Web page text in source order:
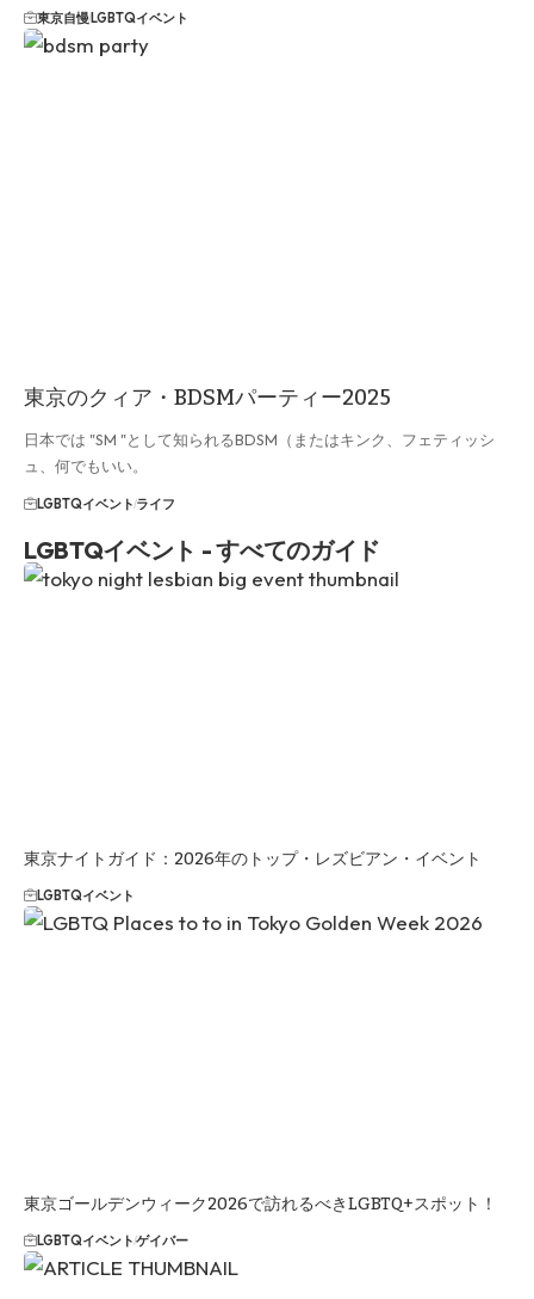
東京自慢LGBTQイベント
東京のクィア・BDSMパーティー2025
日本では "SM "として知られるBDSM（またはキンク、フェティッシ
ュ、何でもいい。
LGBTQイベントライフ
LGBTQイベント - すべてのガイド
東京ナイトガイド：2026年のトップ・レズビアン・イベント
LGBTQイベント
東京ゴールデンウィーク2026で訪れるべきLGBTQ+スポット！
LGBTQイベントゲイバー